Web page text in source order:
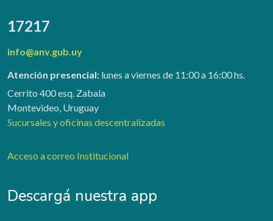
17217
info@anv.gub.uy
Atención presencial: lunes a viernes de 11:00 a 16:00 hs.
Cerrito 400 esq. Zabala
Montevideo, Uruguay
Sucursales y oficinas descentralizadas
Acceso a correo Institucional
Descargá nuestra app